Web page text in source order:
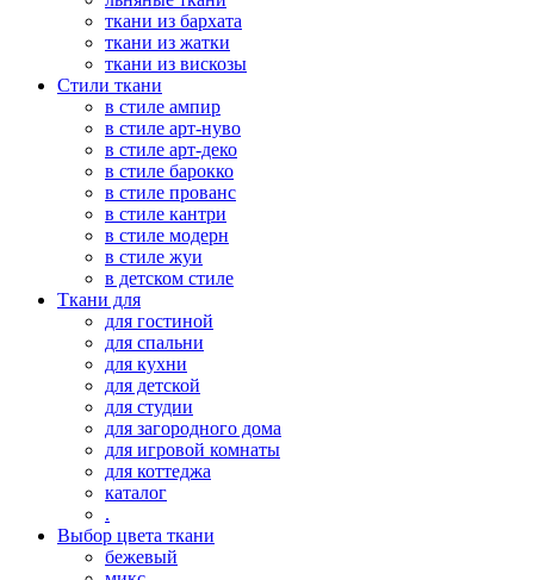
ткани из бархата
ткани из жатки
ткани из вискозы
Стили ткани
в стиле ампир
в стиле арт-нуво
в стиле арт-деко
в стиле барокко
в стиле прованс
в стиле кантри
в стиле модерн
в стиле жуи
в детском стиле
Ткани для
для гостиной
для спальни
для кухни
для детской
для студии
для загородного дома
для игровой комнаты
для коттеджа
каталог
.
Выбор цвета ткани
бежевый